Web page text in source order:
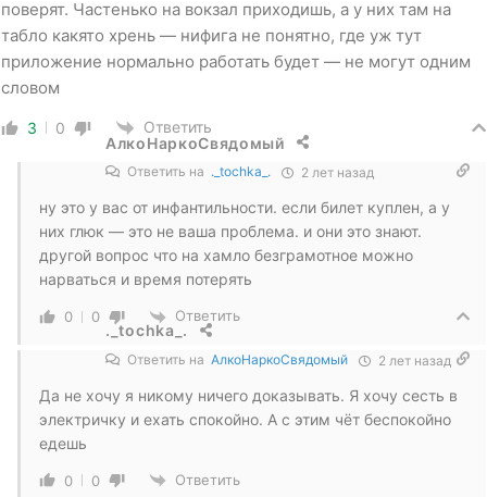
поверят. Частенько на вокзал приходишь, а у них там на
табло какято хрень — нифига не понятно, где уж тут
приложение нормально работать будет — не могут одним
словом
3 0
Ответить
АлкоНаркоСвядомый
Ответить на ._tochka_. 2 лет назад
ну это у вас от инфантильности. если билет куплен, а у
них глюк — это не ваша проблема. и они это знают.
другой вопрос что на хамло безграмотное можно
нарваться и время потерять
0 0 Ответить
._tochka_.
Ответить на АлкоНаркоСвядомый 2 лет назад
Да не хочу я никому ничего доказывать. Я хочу сесть в
электричку и ехать спокойно. А с этим чёт беспокойно
едешь
0 0 Ответить